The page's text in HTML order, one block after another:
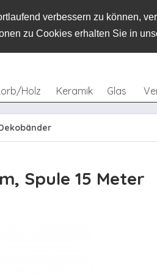
verbessern zu können,
zu Cookies erhalten Sie in
Holz Keramik Glas
Spule 15 Meter